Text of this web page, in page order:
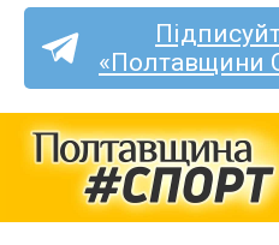
«Полтавщини